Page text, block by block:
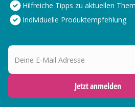
Hilfreiche Tipps zu aktuellen
Individuelle Produktempfehlung
Deine E-Mail Adresse
Jetzt anmelden